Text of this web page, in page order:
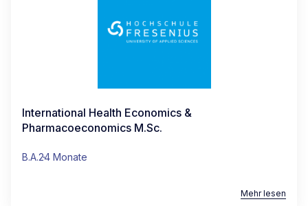
International Health Economics &
Pharmacoeconomics M.Sc.
B.A.24 Monate
Mehr lesen